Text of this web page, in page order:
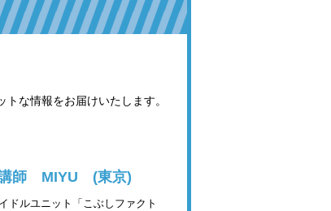
な情報をお届けいたします。
講師 MIYU (東京)
ドルユニット「こぶしファクト